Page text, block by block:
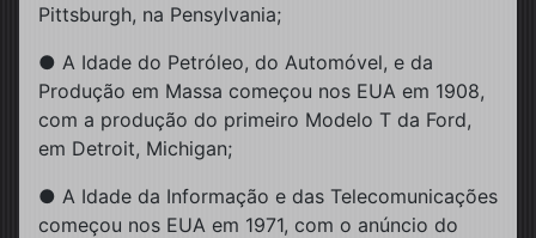
Pittsburgh, na Pensylvania;
● A Idade do Petróleo, do Automóvel, e da
Produção em Massa começou nos EUA em 1908,
com a produção do primeiro Modelo T da Ford,
em Detroit, Michigan;
● A Idade da Informação e das Telecomunicações
começou nos EUA em 1971, com o anúncio do